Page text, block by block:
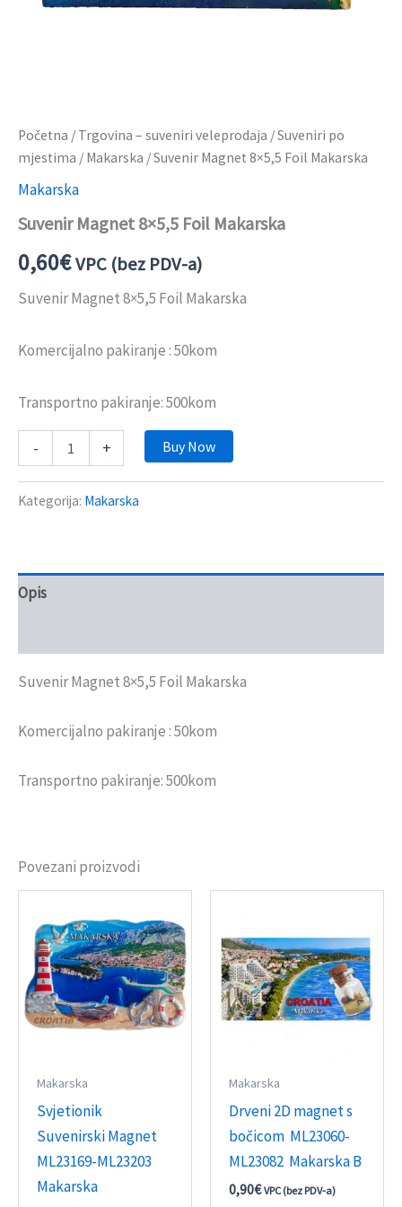
Početna / Trgovina – suveniri veleprodaja /Suveniri po
mjestima / Makarska / Suvenir Magnet 8×5,5 Foil Makarska
Makarska
Suvenir Magnet 8×5,5 Foil Makarska
0,60€VPC (bez PDV-a)
Suvenir Magnet 8×5,5 Foil Makarska
Komercijalno pakiranje : 50kom
Transportno pakiranje: 500kom
- + Buy Now
Kategorija: Makarska
Opis
Suvenir Magnet 8×5,5 Foil Makarska
Komercijalno pakiranje : 50kom
Transportno pakiranje: 500kom
Povezani proizvodi
Makarska
Svjetionik
Suvenirski Magnet
ML23169-ML23203
Makarska
Makarska
Drveni 2D magnet s
bočicom ML23060-
ML23082 Makarska B
0,90€ VPC (bez PDV-a)